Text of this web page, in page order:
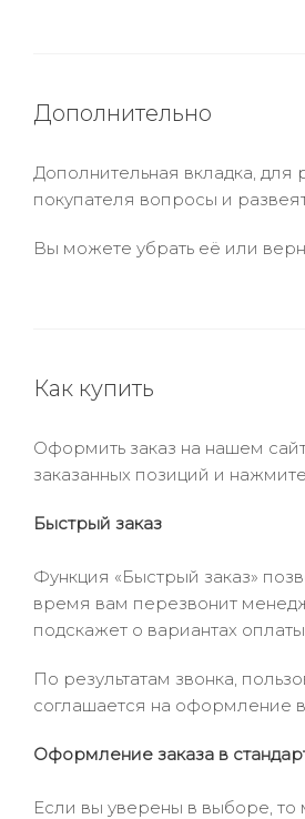
Дополнительно
Дополнительная вкладка,
покупателя вопросы и
Вы можете убрать её или
Как купить
Оформить заказ на нашем
заказанных позиций и
Быстрый заказ
Функция «Быстрый заказ»
время вам перезвонит
подскажет о вариантах
По результатам звонка,
соглашается на оформление
Оформление заказа в
Если вы уверены в выборе,